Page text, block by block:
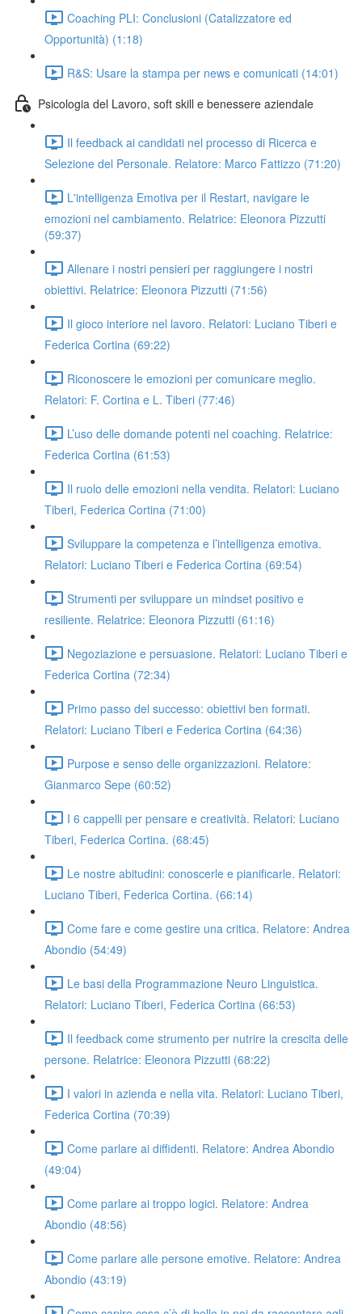
Coaching PLI: Conclusioni (Catalizzatore ed
Opportunità) (1:18)
R&S: Usare la stampa per news e comunicati (14:01)
Psicologia del Lavoro, soft skill e benessere aziendale
Il feedback ai candidati nel processo di Ricerca e
Selezione del Personale. Relatore: Marco Fattizzo (71:20)
L'intelligenza Emotiva per il Restart, navigare le
emozioni nel cambiamento. Relatrice: Eleonora Pizzutti
(59:37)
Allenare i nostri pensieri per raggiungere i nostri
obiettivi. Relatrice: Eleonora Pizzutti (71:56)
Il gioco interiore nel lavoro. Relatori: Luciano Tiberi e
Federica Cortina (69:22)
Riconoscere le emozioni per comunicare meglio.
Relatori: F. Cortina e L. Tiberi (77:46)
L’uso delle domande potenti nel coaching. Relatrice:
Federica Cortina (61:53)
Il ruolo delle emozioni nella vendita. Relatori: Luciano
Tiberi, Federica Cortina (71:00)
Sviluppare la competenza e l’intelligenza emotiva.
Relatori: Luciano Tiberi e Federica Cortina (69:54)
Strumenti per sviluppare un mindset positivo e
resiliente. Relatrice: Eleonora Pizzutti (61:16)
Negoziazione e persuasione. Relatori: Luciano Tiberi e
Federica Cortina (72:34)
Primo passo del successo: obiettivi ben formati.
Relatori: Luciano Tiberi e Federica Cortina (64:36)
Purpose e senso delle organizzazioni. Relatore:
Gianmarco Sepe (60:52)
I 6 cappelli per pensare e creatività. Relatori: Luciano
Tiberi, Federica Cortina. (68:45)
Le nostre abitudini: conoscerle e pianificarle. Relatori:
Luciano Tiberi, Federica Cortina. (66:14)
Come fare e come gestire una critica. Relatore: Andrea
Abondio (54:49)
Le basi della Programmazione Neuro Linguistica.
Relatori: Luciano Tiberi, Federica Cortina (66:53)
Il feedback come strumento per nutrire la crescita delle
persone. Relatrice: Eleonora Pizzutti (68:22)
I valori in azienda e nella vita. Relatori: Luciano Tiberi,
Federica Cortina (70:39)
Come parlare ai diffidenti. Relatore: Andrea Abondio
(49:04)
Come parlare ai troppo logici. Relatore: Andrea
Abondio (48:56)
Come parlare alle persone emotive. Relatore: Andrea
Abondio (43:19)